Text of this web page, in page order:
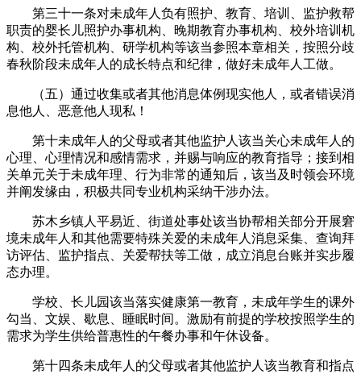
第三十一条对未成年人负有照护、教育、培训、监护救帮
职责的婴长儿照护办事机构、晚期教育办事机构、校外培训机
构、校外托管机构、研学机构等该当参照本章相关，按照分歧
春秋阶段未成年人的成长特点和纪律，做好未成年人工做。
（五）通过收集或者其他消息体例现实他人，或者错误消
息他人、恶意他人现私！
第十未成年人的父母或者其他监护人该当关心未成年人的
心理、心理情况和感情需求，并赐与响应的教育指导；接到相
关单元关于未成年理、行为非常的通知后，该当及时领会环境
并阐发缘由，积极共同专业机构采纳干涉办法。
苏木乡镇人平易近、街道处事处该当协帮相关部分开展窘
境未成年人和其他需要特殊关爱的未成年人消息采集、查询拜
访评估、监护指点、关爱帮扶等工做，成立消息台账并实步履
态办理。
学校、长儿园该当落实健康第一教育，未成年学生的课外
勾当、文娱、歇息、睡眠时间。激励有前提的学校按照学生的
需求为学生供给普惠性的午餐办事和午休设备。
第十四条未成年人的父母或者其他监护人该当教育和指点